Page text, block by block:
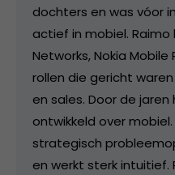
dochters en was vóor
actief in mobiel.
Networks, Nokia Mobile
rollen die gericht
en sales. Door de
ontwikkeld over
strategisch
en werkt sterk intuitief.